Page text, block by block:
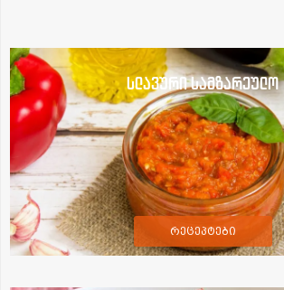
სლავური სამზარეულო
რეცეპტები